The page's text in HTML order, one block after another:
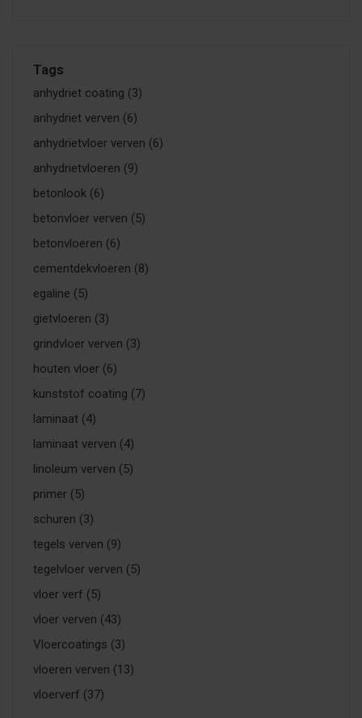
Tags
anhydriet coating (3)
anhydriet verven (6)
anhydrietvloer verven (6)
anhydrietvloeren (9)
betonlook (6)
betonvloer verven (5)
betonvloeren (6)
cementdekvloeren (8)
egaline (5)
gietvloeren (3)
grindvloer verven (3)
houten vloer (6)
kunststof coating (7)
laminaat (4)
laminaat verven (4)
linoleum verven (5)
primer (5)
schuren (3)
tegels verven (9)
tegelvloer verven (5)
vloer verf (5)
vloer verven (43)
Vloercoatings (3)
vloeren verven (13)
vloerverf (37)